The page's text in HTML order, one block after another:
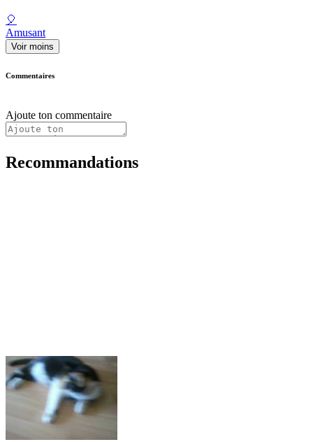
🎈
Amusant
Voir moins
Commentaires
Ajoute ton commentaire
Recommandations